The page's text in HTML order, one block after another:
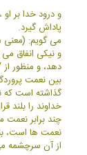
و درود خدا بر
پاداش گيرد.
مى گويم: (معنى
و نيكى انفاق
دهد، و منظور
بين نعمت
گذاشته است كه
خداوند را
چند برابر
نعمت ها است،
از آن سرچشمه